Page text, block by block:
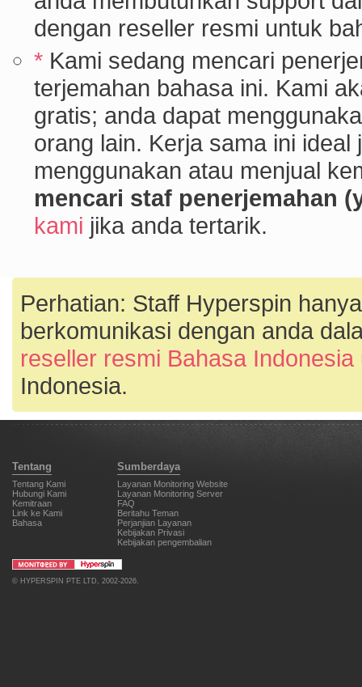
dengan reseller resmi untuk
* Kami sedang mencari
terjemahan bahasa ini. Kami
gratis; anda dapat
orang lain. Kerja sama ini
menggunakan atau menjual
mencari staf penerjemahan
kami jika anda tertarik.
Perhatian: Staff Hyperspin
berkomunikasi dengan anda
reseller resmi Bahasa Indonesia
Indonesia.
Tentang
Tentang Kami
Hubungi Kami
Kemitraan
Link ke Kami
Bahasa
Sumberdaya
Layanan Monitoring Website
Layanan Monitoring Server
FAQ
Beritahu Teman
Perjanjian Layanan
Kebijakan Privasi
Kebijakan pengembalian
© HYPERSPIN PTE LTD , 2002-2026.